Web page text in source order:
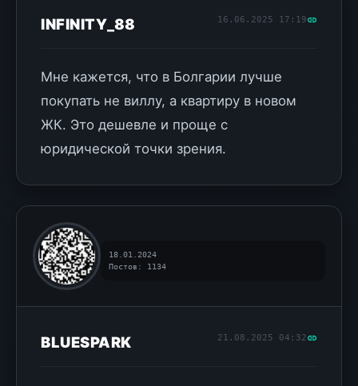
INFINITY_88 16.06.2025 17:19
Мне кажется, что в Болгарии лучше
покупать не виллу, а квартиру в новом
ЖК. Это дешевле и проще с
юридической точки зрения.
18.01.2024
Постов: 1134
BLUESPARK 21.08.2025 04:32